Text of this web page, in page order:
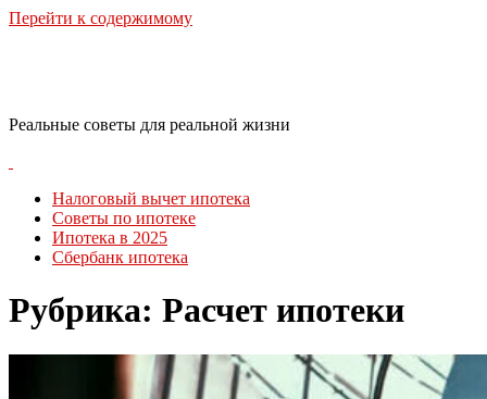
Перейти к содержимому
Реальные советы для реальной жизни
Налоговый вычет ипотека
Советы по ипотеке
Ипотека в 2025
Сбербанк ипотека
Рубрика: Расчет ипотеки